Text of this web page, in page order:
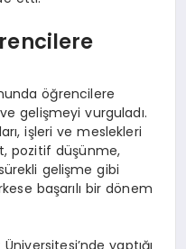
öğrencilere
gelişmeyi vurguladı.
işleri ve meslekleri
pozitif düşünme,
gelişme gibi
başarılı bir dönem